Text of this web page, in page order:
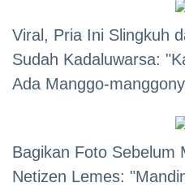
Viral, Pria Ini Slingkuh
Sudah Kadaluwarsa:
Ada Manggo-
Bagikan Foto Sebelum
Netizen Lemes: